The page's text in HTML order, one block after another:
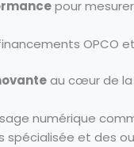
pour
OPCO
au cœur de la
numérique
et des